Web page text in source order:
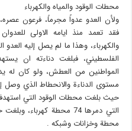
محطات الوقود والمياه والكهرباء
ولأن العدو عدواً مجرماً، فرعون
فقد تعمد منذ ايامه الاولى
والكهرباء، وهذا ما لم يصل إليه
الفلسطيني، فبلغت دناءته ان
المواطنين من العطش، ولو كان له
مستوى الدناءة والانحطاط الذي وصل
محطة وخزانات وشبكه .